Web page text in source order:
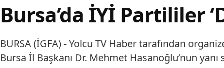
Bursa’da İYİ Partililer
BURSA (İGFA) - Yolcu TV Haber tarafından
Bursa İl Başkanı Dr. Mehmet Hasanoğlu’nun yanı